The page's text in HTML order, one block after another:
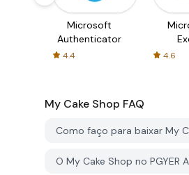
Microsoft
Authenticator
4.4 4.6
My Cake Shop FAQ
Como faço para baixar My
O My Cake Shop no PGYER